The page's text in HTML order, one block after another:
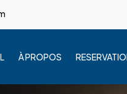
À PROPOS